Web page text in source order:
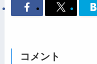
コメント